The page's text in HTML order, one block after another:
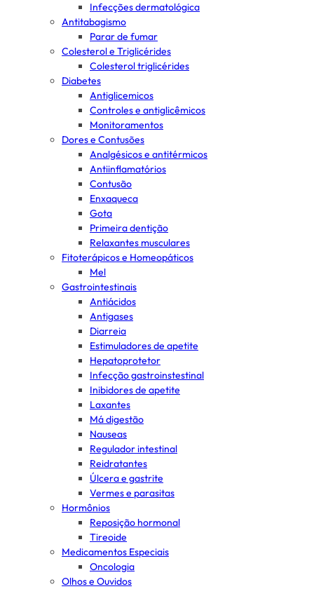
Infecções dermatológica
Antitabagismo
Parar de fumar
Colesterol e Triglicérides
Colesterol triglicérides
Diabetes
Antiglicemicos
Controles e antiglicêmicos
Monitoramentos
Dores e Contusões
Analgésicos e antitérmicos
Antiinflamatórios
Contusão
Enxaqueca
Gota
Primeira dentição
Relaxantes musculares
Fitoterápicos e Homeopáticos
Mel
Gastrointestinais
Antiácidos
Antigases
Diarreia
Estimuladores de apetite
Hepatoprotetor
Infecção gastroinstestinal
Inibidores de apetite
Laxantes
Má digestão
Nauseas
Regulador intestinal
Reidratantes
Úlcera e gastrite
Vermes e parasitas
Hormônios
Reposição hormonal
Tireoide
Medicamentos Especiais
Oncologia
Olhos e Ouvidos